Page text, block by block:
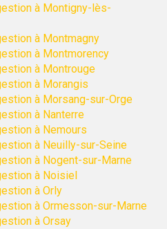
à Montigny-lès-
à Montmagny
à Montmorency
à Montrouge
à Morangis
à Morsang-sur-Orge
à Nanterre
à Nemours
à Neuilly-sur-Seine
à Nogent-sur-Marne
à Noisiel
à Orly
à Ormesson-sur-Marne
à Orsay